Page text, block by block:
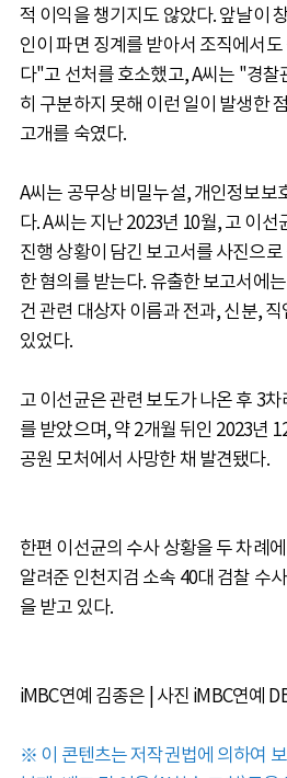
적 이익을 챙기지도 않았다. 앞날이
인이 파면 징계를 받아서 조직에서
다"고 선처를 호소했고, A씨는 "경찰
히 구분하지 못해 이런 일이 발생한
고개를 숙였다.
A씨는 공무상 비밀누설, 개인정보보
다. A씨는 지난 2023년 10월, 고 이
진행 상황이 담긴 보고서를 사진으
한 혐의를 받는다. 유출한 보고서에
건 관련 대상자 이름과 전과, 신분,
있었다.
고 이선균은 관련 보도가 나온 후 3
를 받았으며, 약 2개월 뒤인 2023년
공원 모처에서 사망한 채 발견됐다.
한편 이선균의 수사 상황을 두 차례
알려준 인천지검 소속 40대 검찰 수
을 받고 있다.
iMBC연예 김종은 | 사진 iMBC연예
※ 이 콘텐츠는 저작권법에 의하여